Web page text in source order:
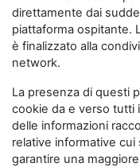
direttamente dai
piattaforma ospitante.
è finalizzato alla
network.
La presenza di questi
cookie da e verso tutti
delle informazioni
relative informative
garantire una